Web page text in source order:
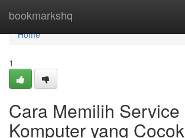
bookmarkshq
Home
Home
1
Cara Memilih Service
Komputer yang Cocok